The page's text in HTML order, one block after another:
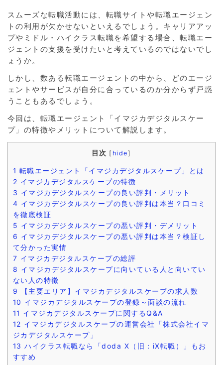
スムーズな転職活動には、転職サイトや転職エージェン
トの利用が欠かせないといえるでしょう。キャリアアッ
プやミドル・ハイクラス転職を希望する場合、転職エー
ジェントの支援を受けたいと考えているのではないでし
ょうか。
しかし、数ある転職エージェントの中から、どのエージ
ェントやサービスが自分に合っているのか分からず戸惑
うこともあるでしょう。
今回は、転職エージェント「イマジカデジタルスケー
プ」の特徴やメリットについて解説します。
目次 [ hide]
1 転職エージェント「イマジカデジタルスケープ」とは
2 イマジカデジタルスケープの特徴
3 イマジカデジタルスケープの良い評判・メリット
4 イマジカデジタルスケープの良い評判は本当？口コミ
を徹底検証
5 イマジカデジタルスケープの悪い評判・デメリット
6 イマジカデジタルスケープの悪い評判は本当？検証し
て分かった実情
7 イマジカデジタルスケープの総評
8 イマジカデジタルスケープに向いている人と向いてい
ない人の特徴
9
【主要エリア】イマジカデジタルスケープの求人数
10 イマジカデジタルスケープの登録～面談の流れ
11 イマジカデジタルスケープに関するQ&A
12 イマジカデジタルスケープの運営会社「株式会社イマ
ジカデジタルスケープ」
13 ハイクラス転職なら「doda X（旧：iX転職）」もお
すすめ